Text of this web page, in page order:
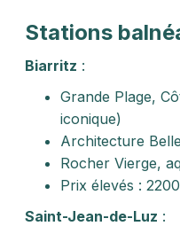
Stations
Biarritz :
Grande Plage,
iconique)
Architecture
Rocher Vierge,
Prix élevés :
Saint-Jean-de-Luz :